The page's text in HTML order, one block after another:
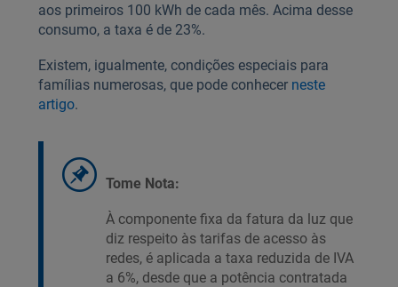
aos primeiros 100 kWh de cada mês. Acima desse
consumo, a taxa é de 23%.
Existem, igualmente, condições especiais para
famílias numerosas, que pode conhecer neste
artigo.
Tome Nota:
À componente fixa da fatura da luz que
diz respeito às tarifas de acesso às
redes, é aplicada a taxa reduzida de IVA
a 6%, desde que a potência contratada